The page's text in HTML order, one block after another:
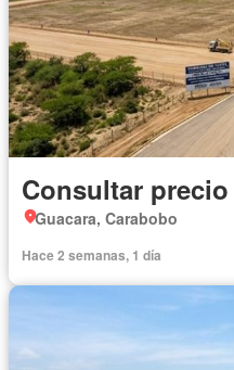
Consultar precio
Guacara, Carabobo
Hace 2 semanas, 1 día